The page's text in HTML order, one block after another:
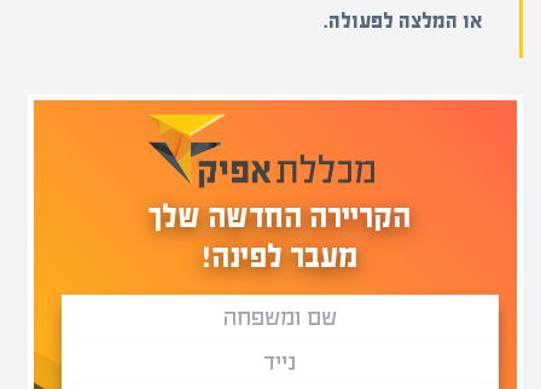
או המלצה לפעולה.
הקריירה החדשה שלך
מעבר לפינה!